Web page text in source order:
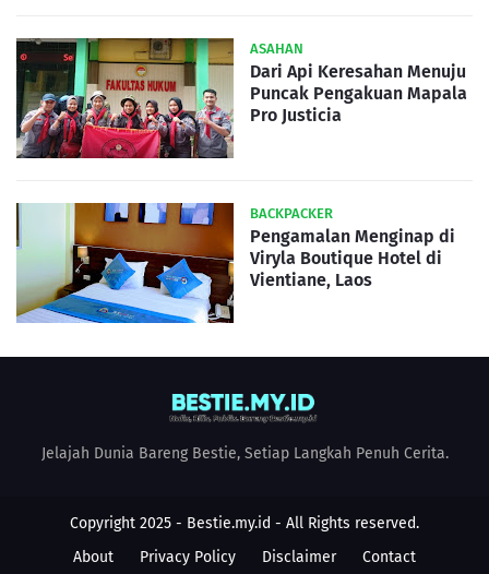
ASAHAN
Dari Api Keresahan Menuju
Puncak Pengakuan Mapala
Pro Justicia
BACKPACKER
Pengamalan Menginap di
Viryla Boutique Hotel di
Vientiane, Laos
Jelajah Dunia Bareng Bestie, Setiap Langkah Penuh Cerita.
Copyright 2025 - Bestie.my.id - All Rights reserved.
About
Privacy Policy Disclaimer Contact